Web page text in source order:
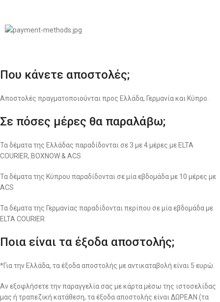
Που κάνετε αποστολές;
Αποστολές πραγματοποιούνται προς Ελλάδα, Γερμανία και Κύπρο.
Σε πόσες μέρες θα παραλάβω;
Τα δέματα της Ελλάδας παραδίδονται σε 3 με 4 μέρες με ELTA
COURIER, BOXNOW & ACS
Τα δέματα της Κύπρου παραδίδονται σε μία εβδομάδα με 10 μέρες με
ACS
Τα δέματα της Γερμανίας παραδίδονται περίπου σε μία εβδομάδα με
ELTA COURIER
Ποια είναι τα έξοδα αποστολής;
*Για την Ελλάδα, τα έξοδα αποστολής με αντικαταβολή είναι 5 ευρώ.
Αν εξοφλήσετε την παραγγελία σας με κάρτα μέσω της ιστοσελίδας
μας ή τραπεζική κατάθεση, τα έξοδα αποστολής είναι ΔΩΡΕΑΝ (τα